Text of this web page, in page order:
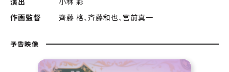
作画監督
齊藤 格、斉藤和也、宮前真一
予告映像